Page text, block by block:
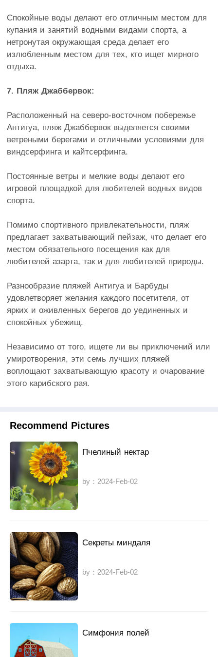
Спокойные воды делают его отличным местом для
купания и занятий водными видами спорта, а
нетронутая окружающая среда делает его
излюбленным местом для тех, кто ищет мирного
отдыха.
7. Пляж Джаббервок:
Расположенный на северо-восточном побережье
Антигуа, пляж Джаббервок выделяется своими
ветреными берегами и отличными условиями для
виндсерфинга и кайтсерфинга.
Постоянные ветры и мелкие воды делают его
игровой площадкой для любителей водных видов
спорта.
Помимо спортивного привлекательности, пляж
предлагает захватывающий пейзаж, что делает его
местом обязательного посещения как для
любителей азарта, так и для любителей природы.
Разнообразие пляжей Антигуа и Барбуды
удовлетворяет желания каждого посетителя, от
ярких и оживленных берегов до уединенных и
спокойных убежищ.
Независимо от того, ищете ли вы приключений или
умиротворения, эти семь лучших пляжей
воплощают захватывающую красоту и очарование
этого карибского рая.
Recommend Pictures
Пчелиный нектар
by：2024-Feb-02
Секреты миндаля
by：2024-Feb-02
Симфония полей